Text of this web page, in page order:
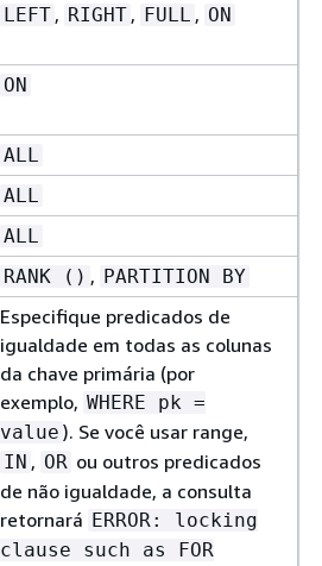
LEFT , RIGHT , FULL , ON
ON
ALL
ALL
ALL
RANK () , PARTITION BY
Especifique predicados de
igualdade em todas as colunas
da chave primária (por
exemplo, WHERE pk =
value ). Se você usar range,
IN , OR ou outros predicados
de não igualdade, a consulta
retornará ERROR: locking
clause such as FOR